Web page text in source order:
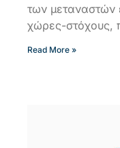
των μεταναστών
χώρες-στόχους,
Read More »